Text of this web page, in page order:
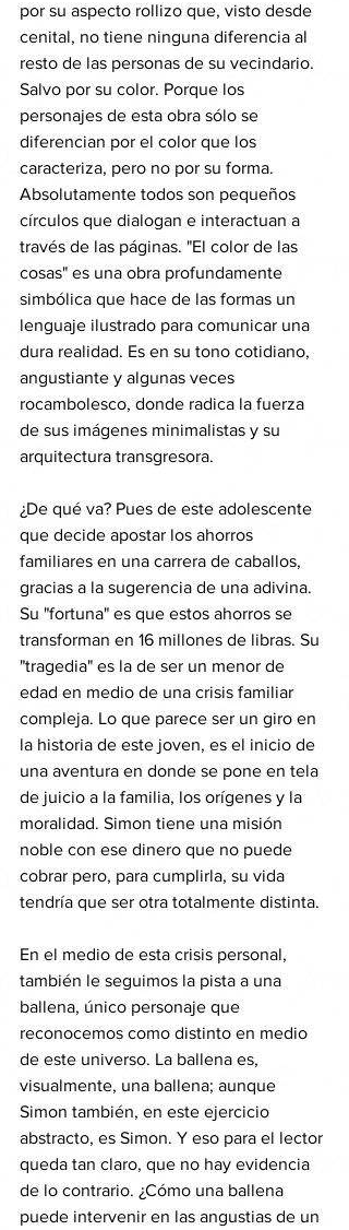
por su aspecto rollizo que, visto desde
cenital, no tiene ninguna diferencia al
resto de las personas de su vecindario.
Salvo por su color. Porque los
personajes de esta obra sólo se
diferencian por el color que los
caracteriza, pero no por su forma.
Absolutamente todos son pequeños
círculos que dialogan e interactuan a
través de las páginas. "El color de las
cosas" es una obra profundamente
simbólica que hace de las formas un
lenguaje ilustrado para comunicar una
dura realidad. Es en su tono cotidiano,
angustiante y algunas veces
rocambolesco, donde radica la fuerza
de sus imágenes minimalistas y su
arquitectura transgresora.
¿De qué va? Pues de este adolescente
que decide apostar los ahorros
familiares en una carrera de caballos,
gracias a la sugerencia de una adivina.
Su "fortuna" es que estos ahorros se
transforman en 16 millones de libras. Su
"tragedia" es la de ser un menor de
edad en medio de una crisis familiar
compleja. Lo que parece ser un giro en
la historia de este joven, es el inicio de
una aventura en donde se pone en tela
de juicio a la familia, los orígenes y la
moralidad. Simon tiene una misión
noble con ese dinero que no puede
cobrar pero, para cumplirla, su vida
tendría que ser otra totalmente distinta.
En el medio de esta crisis personal,
también le seguimos la pista a una
ballena, único personaje que
reconocemos como distinto en medio
de este universo. La ballena es,
visualmente, una ballena; aunque
Simon también, en este ejercicio
abstracto, es Simon. Y eso para el lector
queda tan claro, que no hay evidencia
de lo contrario. ¿Cómo una ballena
puede intervenir en las angustias de un